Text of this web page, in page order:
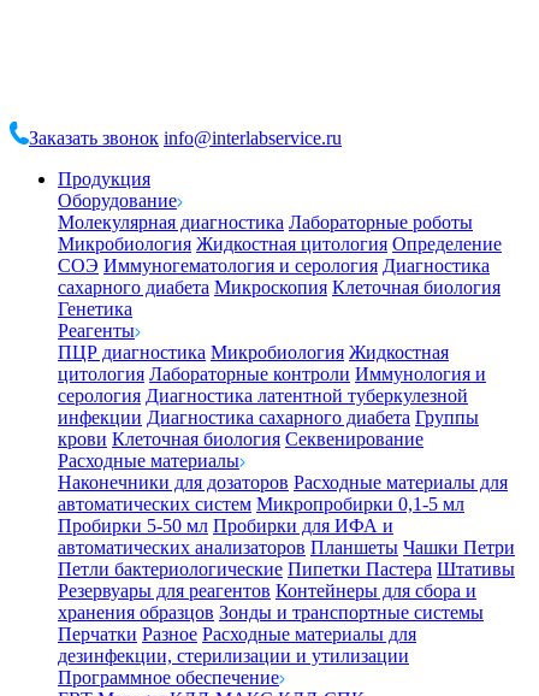
Заказать звонок info@interlabservice.ru
Продукция
Оборудование
Молекулярная диагностика Лабораторные роботы
Микробиология Жидкостная цитология Определение
СОЭ Иммуногематология и серология Диагностика
сахарного диабета Микроскопия Клеточная биология
Генетика
Реагенты
ПЦР диагностика Микробиология Жидкостная
цитология Лабораторные контроли Иммунология и
серология Диагностика латентной туберкулезной
инфекции Диагностика сахарного диабета Группы
крови Клеточная биология Секвенирование
Расходные материалы
Наконечники для дозаторов Расходные материалы для
автоматических систем Микропробирки 0,1-5 мл
Пробирки 5-50 мл Пробирки для ИФА и
автоматических анализаторов Планшеты Чашки Петри
Петли бактериологические Пипетки Пастера Штативы
Резервуары для реагентов Контейнеры для сбора и
хранения образцов Зонды и транспортные системы
Перчатки Разное Расходные материалы для
дезинфекции, стерилизации и утилизации
Программное обеспечение